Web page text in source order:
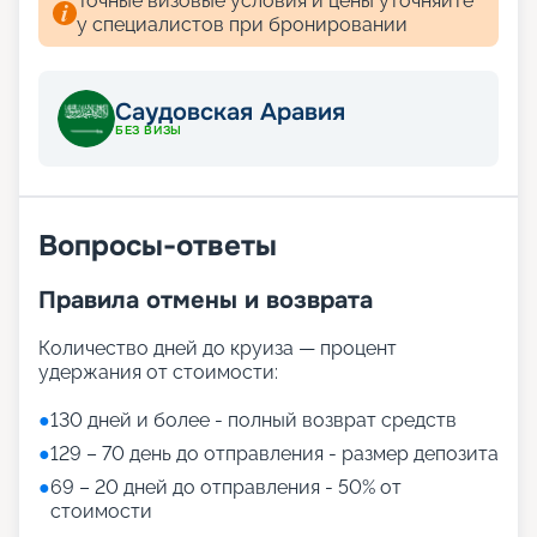
Aroya предлагает 29 ресторанов и кафе, среди
которых:
борту, предлагающий традиционные блюда,
такие как ханеет и джариш.
The Fish Market
Саудовским космическим агентством.
Khuzama— VIP-ресторан с французско-
саудовским меню.
Развлечения
На Aroya есть несколько эксклюзивных
развлечений:
одна из крупнейших детских площадок в
круизной сфере (1858 кв.м.!), созданная
специально для пассажиров в возрасте от 0 до
17 лет
у специалистов при бронировании
Саудовская Аравия
БЕЗ ВИЗЫ
Вопросы-ответы
Правила отмены и возврата
Количество дней до круиза — процент
удержания от стоимости:
●130 дней и более - полный возврат средств
●129 – 70 день до отправления - размер депозита
●69 – 20 дней до отправления - 50% от
стоимости